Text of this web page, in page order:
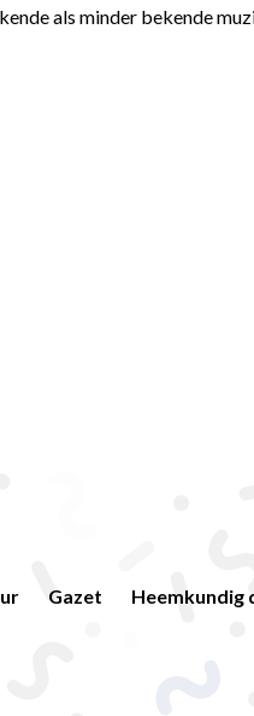
als minder bekende
Gazet Heemkundig